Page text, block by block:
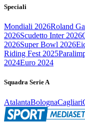
Speciali
Mondiali 2026Roland
2026Scudetto Inter 2026
2026Super Bowl 2026
Riding Fest 2025
2024Euro 2024
Squadra Serie A
AtalantaBolognaCagliari